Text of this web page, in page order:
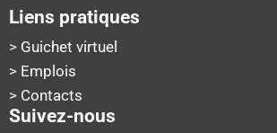
Liens pratiques
> Guichet virtuel
> Emplois
> Contacts
Suivez-nous